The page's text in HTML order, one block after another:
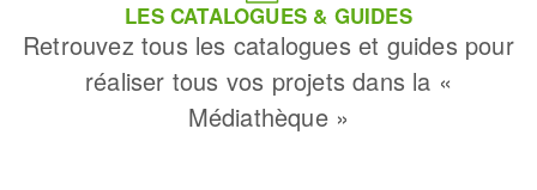
LES CATALOGUES & GUIDES
Retrouvez tous les catalogues et guides pour
réaliser tous vos projets dans la «
Médiathèque »